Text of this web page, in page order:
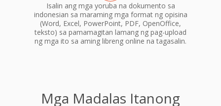
Isalin ang mga yoruba na dokumento sa
indonesian sa maraming mga format ng opisina
(Word, Excel, PowerPoint, PDF, OpenOffice,
teksto) sa pamamagitan lamang ng pag-upload
ng mga ito sa aming libreng online na tagasalin.
Mga Madalas Itanong